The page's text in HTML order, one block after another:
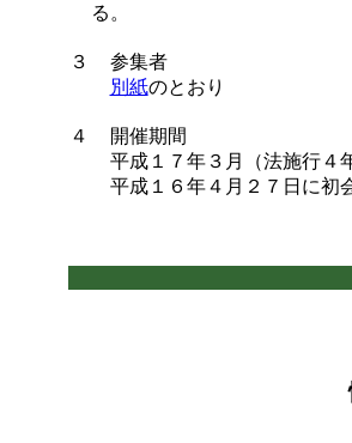
る。
３
参集者
別紙のとおり
４
開催期間
平成１７年３月（法施行４
平成１６年４月２７日に初